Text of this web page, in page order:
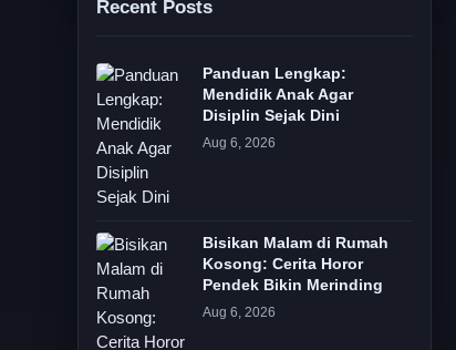
Recent Posts
Panduan Lengkap:
Mendidik Anak Agar
Disiplin Sejak Dini
Aug 6, 2026
Bisikan Malam di Rumah
Kosong: Cerita Horor
Pendek Bikin Merinding
Aug 6, 2026